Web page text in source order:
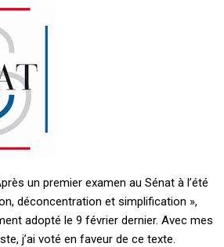
un premier examen au Sénat à l’été
déconcentration et simplification »,
adopté le 9 février dernier. Avec mes
j’ai voté en faveur de ce texte.